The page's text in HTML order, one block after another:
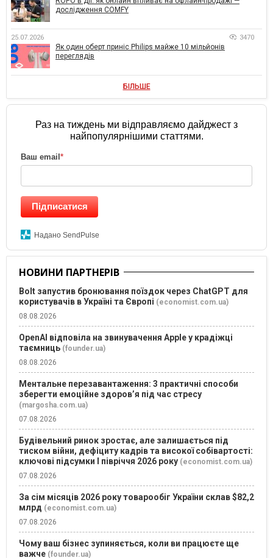
дослідження COMFY
25.07.2026 3470
Як один оберт приніс Philips майже 10 мільйонів
переглядів
БІЛЬШЕ
Раз на тиждень ми відправляємо дайджест з
найпопулярнішими статтями.
Ваш email*
Підписатися
Надано SendPulse
НОВИНИ ПАРТНЕРІВ
Bolt запустив бронювання поїздок через ChatGPT для
користувачів в Україні та Європі (economist.com.ua)
08.08.2026
OpenAI відповіла на звинувачення Apple у крадіжці
таємниць (founder.ua)
08.08.2026
Ментальне перезавантаження: 3 практичні способи
зберегти емоційне здоров’я під час стресу
(margosha.com.ua)
07.08.2026
Будівельний ринок зростає, але залишається під
тиском війни, дефіциту кадрів та високої собівартості:
ключові підсумки І півріччя 2026 року (economist.com.ua)
07.08.2026
За сім місяців 2026 року товарообіг України склав $82,2
млрд (economist.com.ua)
07.08.2026
Чому ваш бізнес зупиняється, коли ви працюєте ще
важче (founder.ua)